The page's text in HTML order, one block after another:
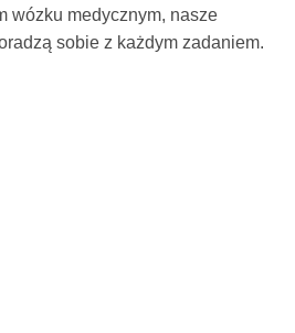
wózku medycznym, nasze
sobie z każdym zadaniem.